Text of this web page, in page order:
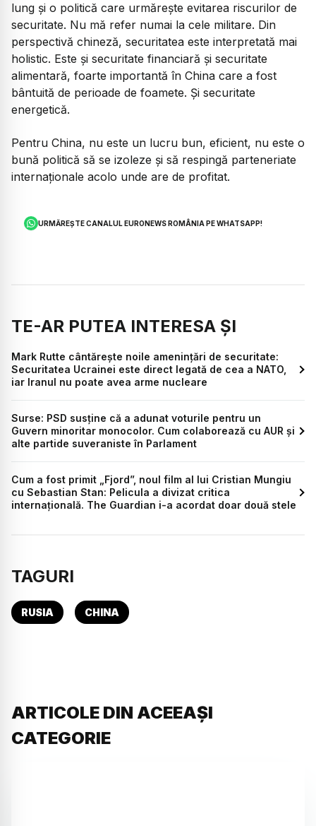
lung și o politică care urmărește evitarea riscurilor de
securitate. Nu mă refer numai la cele militare. Din
perspectivă chineză, securitatea este interpretată mai
holistic. Este și securitate financiară și securitate
alimentară, foarte importantă în China care a fost
bântuită de perioade de foamete. Și securitate
energetică.
Pentru China, nu este un lucru bun, eficient, nu este o
bună politică să se izoleze și să respingă parteneriate
internaționale acolo unde are de profitat.
URMĂREȘTE CANALUL EURONEWS ROMÂNIA PE WHATSAPP!
TE-AR PUTEA INTERESA ȘI
Mark Rutte cântărește noile amenințări de securitate:
Securitatea Ucrainei este direct legată de cea a NATO,
iar Iranul nu poate avea arme nucleare
Surse: PSD susține că a adunat voturile pentru un
Guvern minoritar monocolor. Cum colaborează cu AUR și
alte partide suveraniste în Parlament
Cum a fost primit „Fjord”, noul film al lui Cristian Mungiu
cu Sebastian Stan: Pelicula a divizat critica
internațională. The Guardian i-a acordat doar două stele
TAGURI
RUSIA CHINA
ARTICOLE DIN ACEEAȘI
CATEGORIE